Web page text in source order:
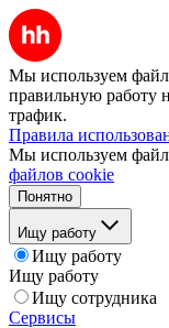
Мы используем
правильную работу
трафик.
Правила
Мы используем
файлов cookie
Понятно
Ищу работу
Ищу работу
Ищу работу
Ищу сотрудника
Сервисы